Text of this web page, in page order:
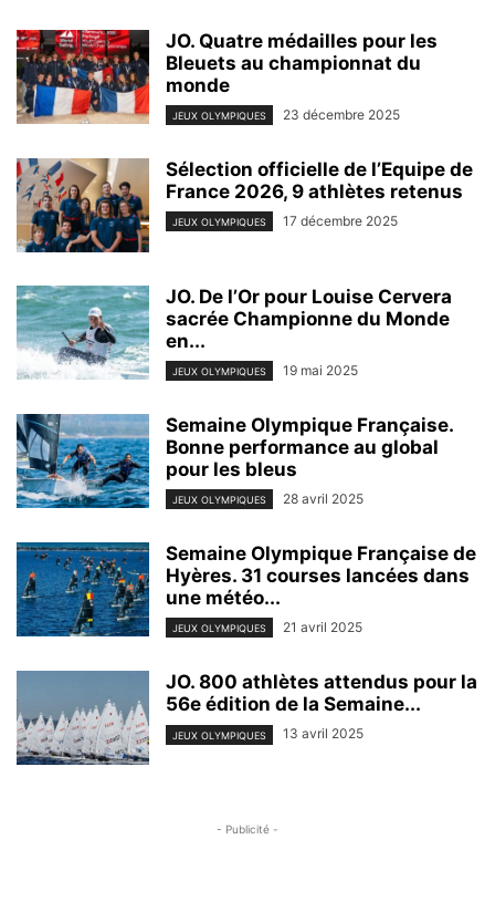
JO. Quatre médailles pour les
Bleuets au championnat du
monde
JEUX OLYMPIQUES 23 décembre 2025
Sélection officielle de l’Equipe de
France 2026, 9 athlètes retenus
JEUX OLYMPIQUES 17 décembre 2025
JO. De l’Or pour Louise Cervera
sacrée Championne du Monde
en...
JEUX OLYMPIQUES 19 mai 2025
Semaine Olympique Française.
Bonne performance au global
pour les bleus
JEUX OLYMPIQUES 28 avril 2025
Semaine Olympique Française de
Hyères. 31 courses lancées dans
une météo...
JEUX OLYMPIQUES 21 avril 2025
JO. 800 athlètes attendus pour la
56e édition de la Semaine...
JEUX OLYMPIQUES 13 avril 2025
- Publicité -